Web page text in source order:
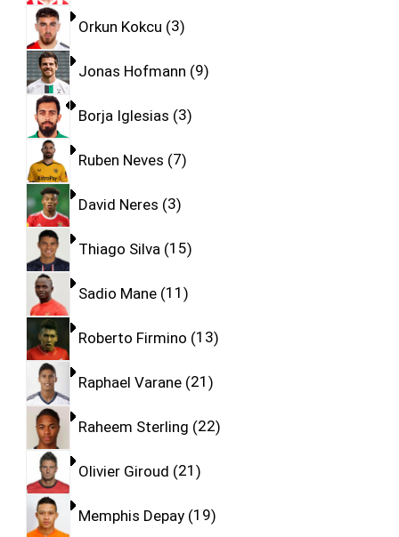
Orkun Kokcu 3
Jonas Hofmann 9
Borja Iglesias 3
Ruben Neves 7
David Neres 3
Thiago Silva 15
Sadio Mane 11
Roberto Firmino 13
Raphael Varane 21
Raheem Sterling 22
Olivier Giroud 21
Memphis Depay 19